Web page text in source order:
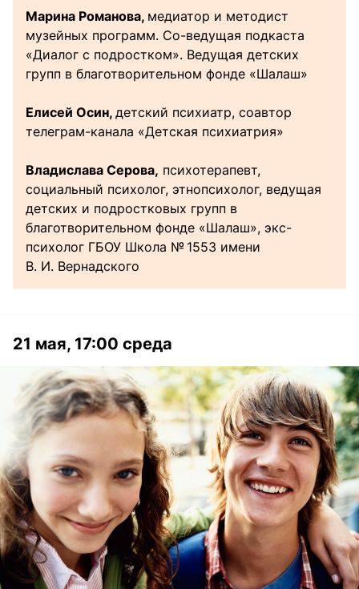
Марина Романова, медиатор и методист
музейных программ. Со-ведущая подкаста
«Диалог с подростком». Ведущая детских
групп в благотворительном фонде «Шалаш»
Елисей Осин, детский психиатр, соавтор
телеграм-канала «Детская психиатрия»
Владислава Серова, психотерапевт,
социальный психолог, этнопсихолог, ведущая
детских и подростковых групп в
благотворительном фонде «Шалаш», экс-
психолог ГБОУ Школа № 1553 имени
В. И. Вернадского
21 мая, 17:00 среда